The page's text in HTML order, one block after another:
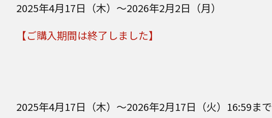
2025年4月17日（木）～2026年2月2日（月）
【ご購入期間は終了しました】
2025年4月17日（木）～2026年2月17日（火）16:59まで